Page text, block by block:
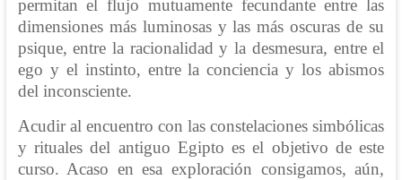
permitan el flujo mutuamente fecundante entre las
dimensiones más luminosas y las más oscuras de su
psique, entre la racionalidad y la desmesura, entre el
ego y el instinto, entre la conciencia y los abismos
del inconsciente.
Acudir al encuentro con las constelaciones simbólicas
y rituales del antiguo Egipto es el objetivo de este
curso. Acaso en esa exploración consigamos, aún,